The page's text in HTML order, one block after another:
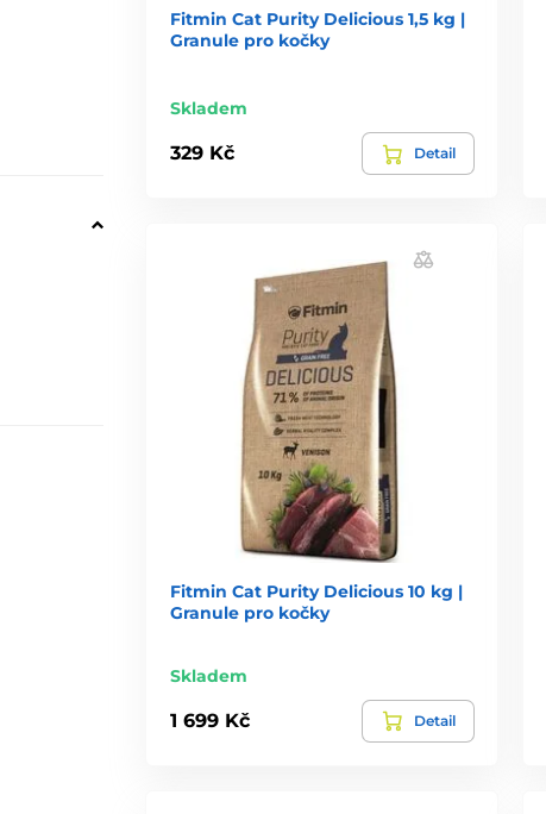
Fitmin Cat Purity Delicious 1,5 kg |
Granule pro kočky
Skladem
329 Kč Detail
Fitmin Cat Purity Delicious 10 kg |
Granule pro kočky
Skladem
1 699 Kč Detail